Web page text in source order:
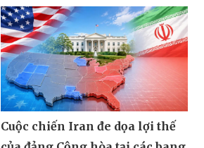
Cuộc chiến Iran đe dọa lợi thế